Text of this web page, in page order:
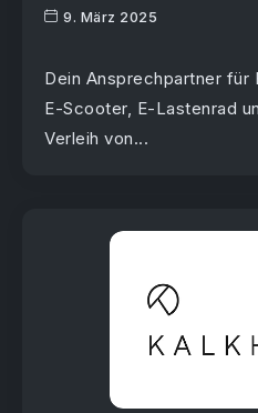
9. März 2025
Dein Ansprechpartner für
E-Scooter, E-Lastenrad
Verleih von...